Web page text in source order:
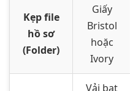
Kẹp file
hồ sơ
(Folder)
Giấy
Bristol
hoặc
Ivory
Vải bạt